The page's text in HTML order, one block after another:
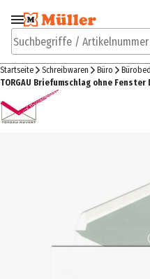
Zur Navigation
springen
Suchbegriffe / Artikelnummer
Startseite Schreibwaren Büro
TORGAU Briefumschlag ohne